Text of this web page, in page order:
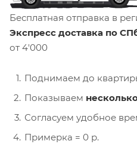
Бесплатная отправка в
Экспресс доставка по
от 4'000
Поднимаем до
Показываем
Согласуем удобное
Примерка = 0 р.